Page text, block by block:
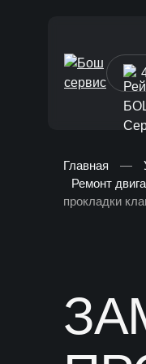
[
Замена
Главная —
Ремонт
прокладки